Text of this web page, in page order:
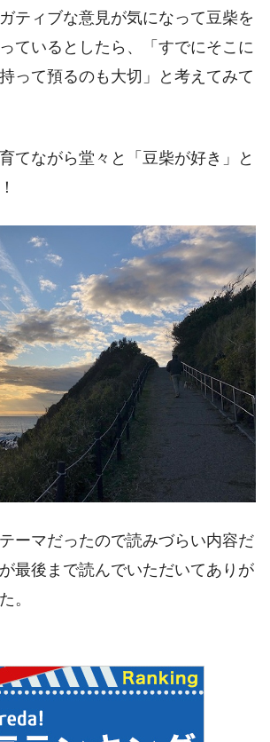
ティブな意見が気になって豆柴を
ているとしたら、「すでにそこに
って預るのも大切」と考えてみて
てながら堂々と「豆柴が好き」と
ーマだったので読みづらい内容だ
最後まで読んでいただいてありが
。